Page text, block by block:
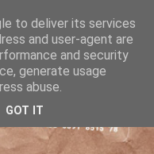
to deliver its services
and user-agent are
and security
generate usage
abuse.
GOT IT